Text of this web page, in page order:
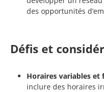
des opportunités
Défis et
Horaires variables
inclure des horaires